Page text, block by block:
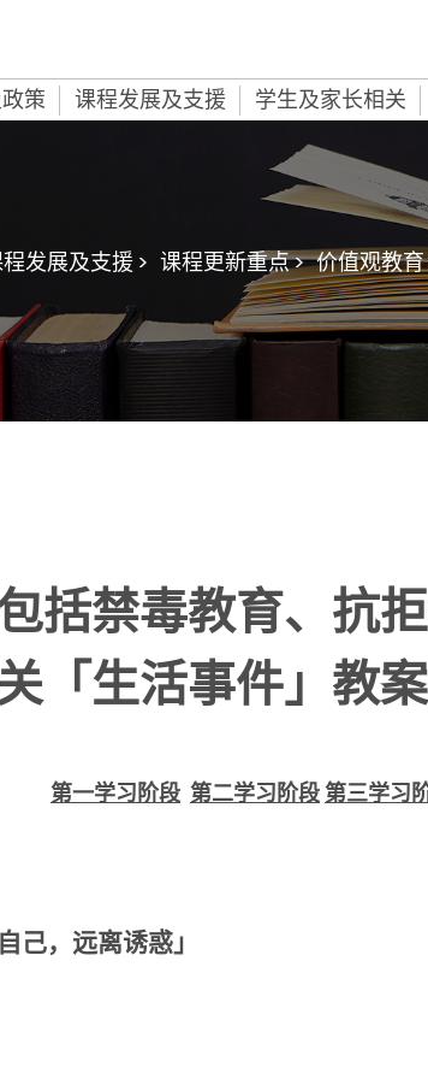
策 课程发展及支援 学生及家长相关
发展及支援 > 课程更新重点 > 价值观教育
括禁毒教育、抗
「生活事件」教案
第一学习阶段 第二学习阶段第三学习
己，远离诱惑」